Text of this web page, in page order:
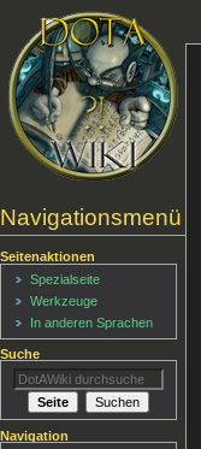
Navigationsmenü
Seitenaktionen
Spezialseite
Werkzeuge
In anderen Sprachen
Suche
Navigation